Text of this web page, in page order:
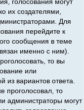
их создателями,
Для
перейдите к
сообщения в теме
именно с ним).
то вы
или
из вариантов ответа.
проголосовал, то
администраторы могут